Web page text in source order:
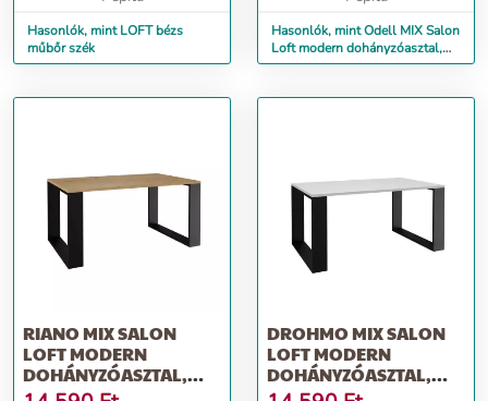
Hasonlók, mint LOFT bézs
műbőr szék
Hasonlók, mint Odell MIX Salon
Loft modern dohányzóasztal,
sonoma-fekete
RIANO MIX SALON
LOFT MODERN
DOHÁNYZÓASZTAL,
TÖLGY-FEKETE
DROHMO MIX SALON
LOFT MODERN
DOHÁNYZÓASZTAL,
FEHÉR-FEKETE